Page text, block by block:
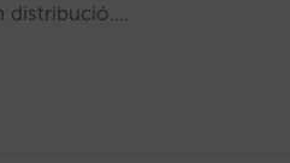
distribució.…